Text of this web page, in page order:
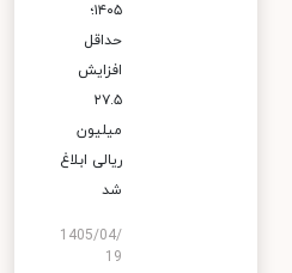
۱۴۰۵؛
حداقل
افزایش
۲۷.۵
میلیون
ریالی ابلاغ
شد
1405/04/
19